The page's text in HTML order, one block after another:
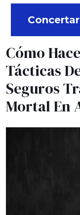
Cómo
Tácticas
Seguros
Mortal En